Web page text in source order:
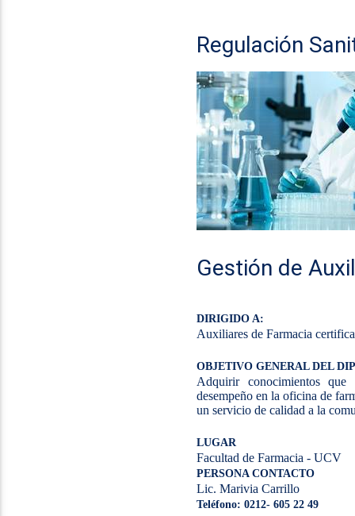
Regulación
Gestión de
DIRIGIDO A:
Auxiliares de Farmacia
OBJETIVO GENERAL DEL
Adquirir conocimientos
desempeño en la oficina de
un servicio de calidad a la
LUGAR
Facultad de Farmacia - UCV
PERSONA CONTACTO
Lic. Marivia Carrillo
Teléfono: 0212- 605 22 49